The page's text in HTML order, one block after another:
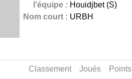
l'équipe : Houidjbet (S)
Nom court : URBH
Classement Joués Points